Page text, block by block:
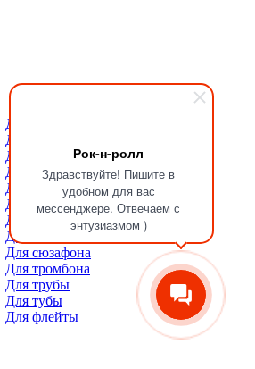
Рок-н-ролл
Здравствуйте! Пишите в
удобном для вас
мессенджере. Отвечаем с
энтузиазмом )
Для мундштуков
Для тростей
Для альта
Для баритона
Для валторны
Для гобоя
Для кларнета
Для саксофона
Для сюзафона
Для тромбона
Для трубы
Для тубы
Для флейты